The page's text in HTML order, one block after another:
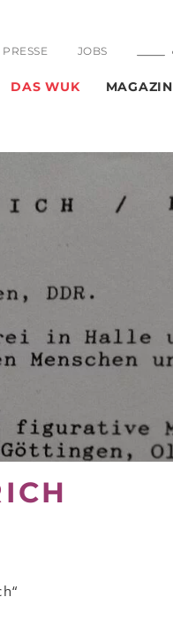
PRESSE JOBS
DAS WUK MAGAZIN